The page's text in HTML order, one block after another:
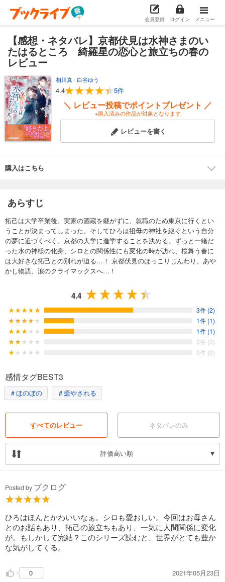
会員登録 ログイン メニュー
【感想・ネタバレ】京都伏見は水神さまのい
たはるところ 綺羅星の恋心と旅立ちの春の
レビュー
相川真/白谷ゆう
4.4 5件
＼ レビュー投稿でポイントプレゼント ／
※購入済みの作品が対象となります
レビューを書く
購入はこちら
あらすじ
拓己は大学卒業後、実家の酒蔵を継がずに、就職のため東京に行くとい
うことが決まってしまった。そしてひろは祖母の神社を継ぐという自分
の夢に近づくべく、京都の大学に進学することを決める。ずっと一緒だ
った水の神様の化身、シロとの関係性にも変化の時が訪れ、桜舞う春に
は大好きな拓己との別れが迫る…！ 京都伏見のほっこりじんわり、あや
かし物語、涙のクライマックスへ…！
4.4
3件 (2)
1件 (1)
1件 (1)
0件 (0)
0件 (0)
感情タグBEST3
＃ほのぼの ＃癒やされる
すべてのレビュー ネタバレのみ
評価高い順
Posted by ブクログ
ひろはほんとかわいいなぁ。シロも愛おしい。今回はお母さん
とのお話もあり、拓己の旅立ちもあり、一気に人間関係に変化
が。もしかして完結？このシリーズ読むと、世界がとても豊か
な気がしてくる。
0 2021年05月23日